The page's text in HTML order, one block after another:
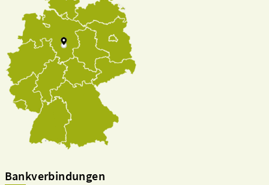
Bankverbindungen